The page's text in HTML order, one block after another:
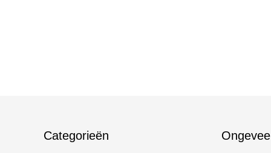
Categorieën